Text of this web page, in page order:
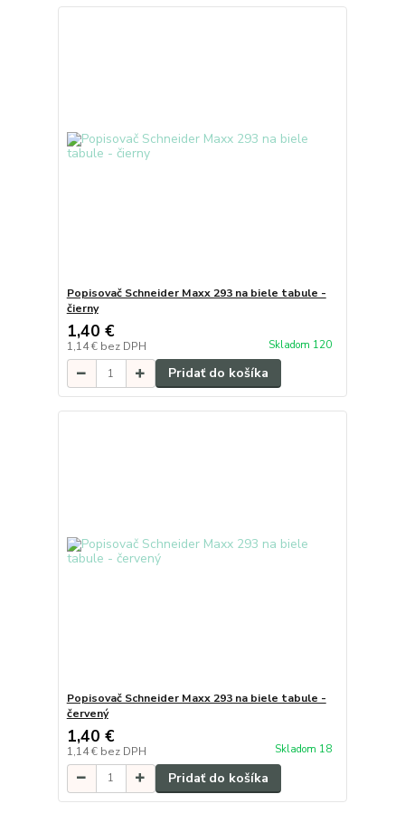
Popisovač Schneider Maxx 293 na biele tabule -
čierny
1,40 €
1,14 € bez DPH Skladom 120
Pridať do košíka
Popisovač Schneider Maxx 293 na biele tabule -
červený
1,40 €
1,14 € bez DPH Skladom 18
Pridať do košíka